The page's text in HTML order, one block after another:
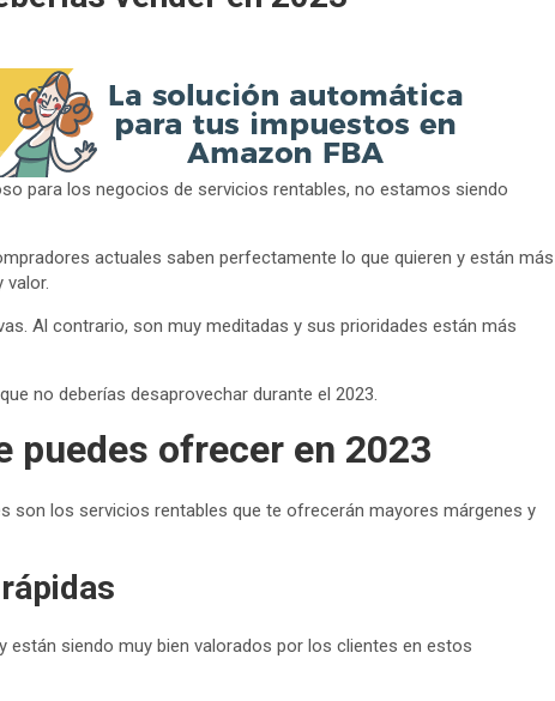
para los negocios de servicios rentables, no estamos siendo
actuales saben perfectamente lo que quieren y están más
Al contrario, son muy meditadas y sus prioridades están más
no deberías desaprovechar durante el 2023.
puedes ofrecer en 2023
son los servicios rentables que te ofrecerán mayores márgenes y
están siendo muy bien valorados por los clientes en estos